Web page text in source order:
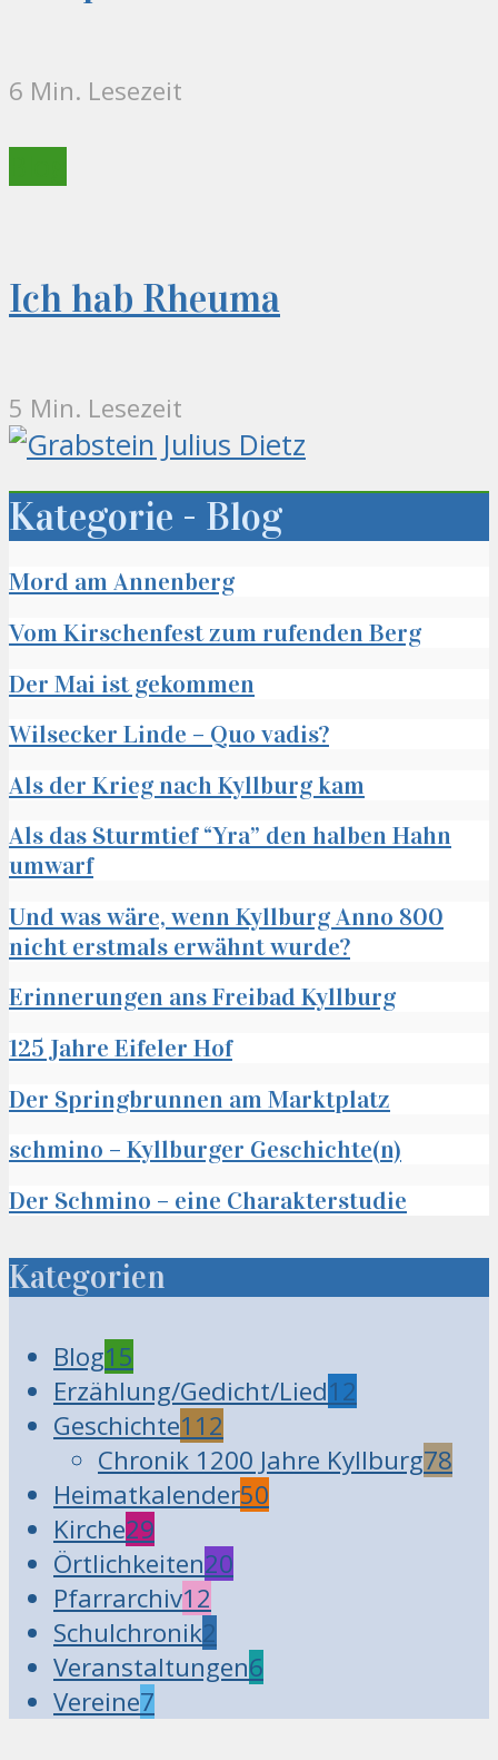
6 Min. Lesezeit
Ich hab Rheuma
5 Min. Lesezeit
Kategorie - Blog
Mord am Annenberg
Vom Kirschenfest zum rufenden Berg
Der Mai ist gekommen
Wilsecker Linde – Quo vadis?
Als der Krieg nach Kyllburg kam
Als das Sturmtief “Yra” den halben Hahn
umwarf
Und was wäre, wenn Kyllburg Anno 800
nicht erstmals erwähnt wurde?
Erinnerungen ans Freibad Kyllburg
125 Jahre Eifeler Hof
Der Springbrunnen am Marktplatz
schmino – Kyllburger Geschichte(n)
Der Schmino – eine Charakterstudie
Kategorien
Blog15
Erzählung/Gedicht/Lied12
Geschichte112
Chronik 1200 Jahre Kyllburg78
Heimatkalender50
Kirche29
Örtlichkeiten20
Pfarrarchiv12
Schulchronik2
Veranstaltungen6
Vereine7